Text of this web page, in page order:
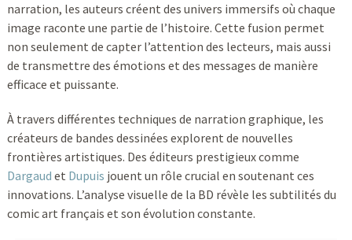
narration, les auteurs créent des univers immersifs où chaque
image raconte une partie de l’histoire. Cette fusion permet
non seulement de capter l’attention des lecteurs, mais aussi
de transmettre des émotions et des messages de manière
efficace et puissante.
À travers différentes techniques de narration graphique, les
créateurs de bandes dessinées explorent de nouvelles
frontières artistiques. Des éditeurs prestigieux comme
Dargaud et Dupuis jouent un rôle crucial en soutenant ces
innovations. L’analyse visuelle de la BD révèle les subtilités du
comic art français et son évolution constante.